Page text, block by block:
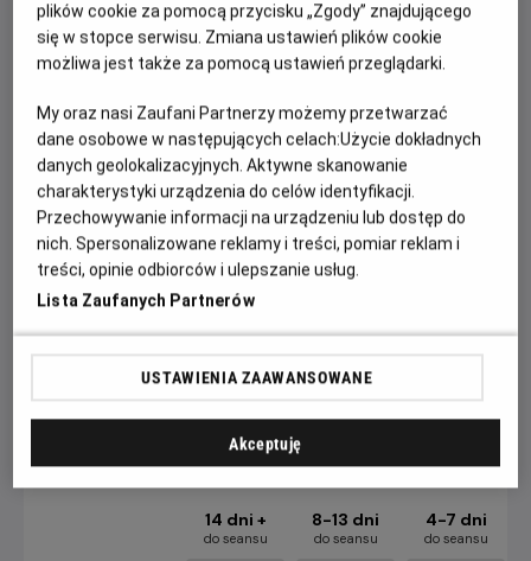
ukazane z rozmachem neonowe panoramy Neo Tokio,
hipnotyzująca animacja i klimat cyberpunku. Do tego
wspaniała ścieżka dźwiękowa, dzięki której Kenji Kawaii
nadał futurystycznej historii niemal mistyczny wymiar. Film
nie tylko zrewolucjonizował animację, ale też na trwałe
wpłynął na kino science fiction i popkulturę XXI wieku.
Zainspirował nie tylko „Matrixa” czy „Avatara”, ale też serie
gier Metal Gear Solid oraz Deus Ex.
WIDZOWIE POKAZÓW W RAMACH PROJEKTU HELIOS
ANIME OTRZYMAJĄ SPECJALNĄ POCZTÓWKĘ Z KADREM
FILMOWYM. OFERTA WAŻNA DO WYCZERPANIA
14 dni +
do seansu
8-13 dni
do seansu
4-7 dni
do seansu
plików cookie za pomocą przycisku „Zgody” znajdującego
się w stopce serwisu. Zmiana ustawień plików cookie
możliwa jest także za pomocą ustawień przeglądarki.
My oraz nasi Zaufani Partnerzy możemy przetwarzać
dane osobowe w następujących celach:Użycie dokładnych
danych geolokalizacyjnych. Aktywne skanowanie
charakterystyki urządzenia do celów identyfikacji.
Przechowywanie informacji na urządzeniu lub dostęp do
nich. Spersonalizowane reklamy i treści, pomiar reklam i
treści, opinie odbiorców i ulepszanie usług.
Lista Zaufanych Partnerów
USTAWIENIA ZAAWANSOWANE
Akceptuję